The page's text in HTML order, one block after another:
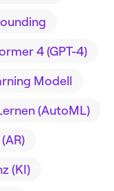
4 (GPT-4)
Modell
(AutoML)
(KI)